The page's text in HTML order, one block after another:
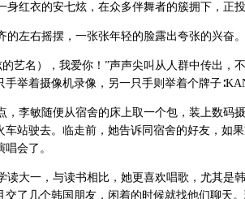
红衣的安七炫，在众多伴舞者的簇拥下，正
左右摇摆，一张张年轻的脸露出夸张的兴奋。
艺名），我爱你！”声声尖叫从人群中传出，
手举着摄像机录像，另一只手则举着个牌子
李敏随便从宿舍的床上取一个包，装上数码
车站驶去。临走前，她告诉同宿舍的好友，如
会了。
大一，与读书相比，她更喜欢唱歌，尤其是
交了几个韩国朋友，闲着的时候就找他们聊天